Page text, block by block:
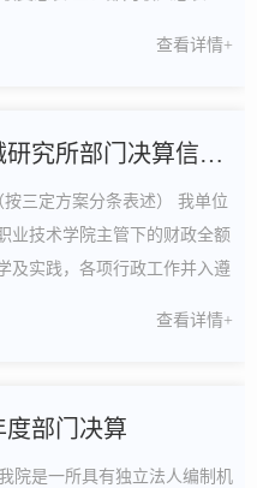
查看详情+
2019年度遵义市农业机械研究所部门决算信息公开
三定方案分条表述） 我单位
业技术学院主管下的财政全额
及实践，各项行政工作并入遵
查看详情+
度部门决算
院是一所具有独立法人编制机